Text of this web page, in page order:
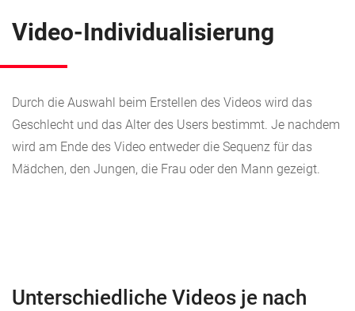
Video-Individualisierung
Durch die Auswahl beim Erstellen des Videos wird das
Geschlecht und das Alter des Users bestimmt. Je nachdem
wird am Ende des Video entweder die Sequenz für das
Mädchen, den Jungen, die Frau oder den Mann gezeigt.
Unterschiedliche Videos je nach